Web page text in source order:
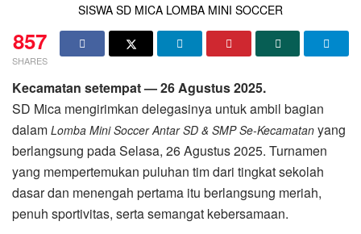
SISWA SD MICA LOMBA MINI SOCCER
857
SHARES
Kecamatan setempat — 26 Agustus 2025.
SD Mica mengirimkan delegasinya untuk ambil bagian
dalam Lomba Mini Soccer Antar SD & SMP Se-Kecamatan yang
berlangsung pada Selasa, 26 Agustus 2025. Turnamen
yang mempertemukan puluhan tim dari tingkat sekolah
dasar dan menengah pertama itu berlangsung meriah,
penuh sportivitas, serta semangat kebersamaan.